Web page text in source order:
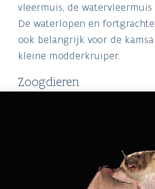
vleermuis, de
De waterlopen en
ook belangrijk voor de
kleine modderkruiper.
Zoogdieren